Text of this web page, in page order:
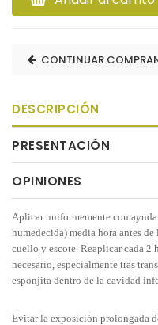
CONTINUAR
DESCRIPCIÓN
PRESENTACIÓN
OPINIONES
Aplicar uniformemente con
humedecida) media hora antes
cuello y escote. Reaplicar cada 2
necesario, especialmente tras
esponjita dentro de la cavidad
Evitar la exposición prolongada